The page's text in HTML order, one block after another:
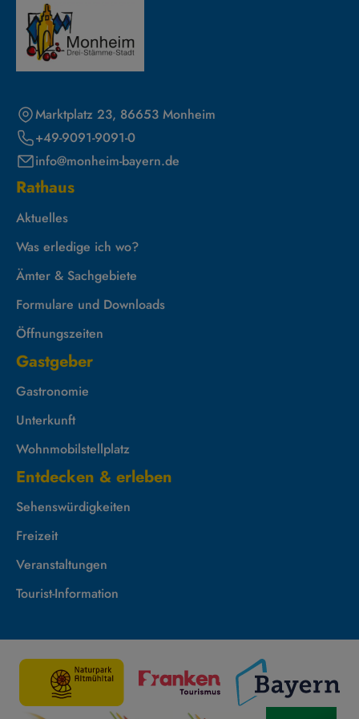
Marktplatz 23, 86653 Monheim
+49-9091-9091-0
info@monheim-bayern.de
Rathaus
Aktuelles
Was erledige ich wo?
Ämter & Sachgebiete
Formulare und Downloads
Öffnungszeiten
Gastgeber
Gastronomie
Unterkunft
Wohnmobilstellplatz
Entdecken & erleben
Sehenswürdigkeiten
Freizeit
Veranstaltungen
Tourist-Information